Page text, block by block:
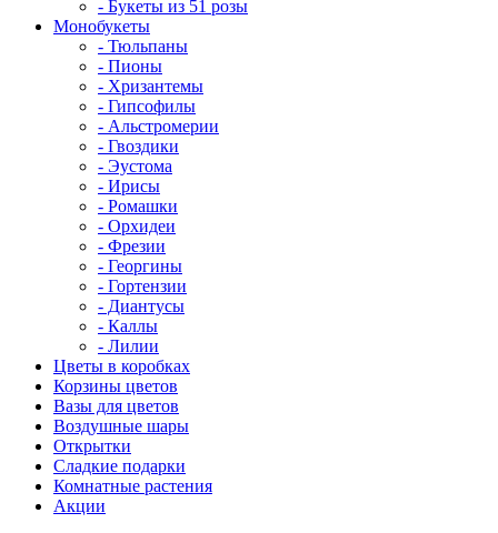
- Букеты из 51 розы
Монобукеты
- Тюльпаны
- Пионы
- Хризантемы
- Гипсофилы
- Альстромерии
- Гвоздики
- Эустома
- Ирисы
- Ромашки
- Орхидеи
- Фрезии
- Георгины
- Гортензии
- Диантусы
- Каллы
- Лилии
Цветы в коробках
Корзины цветов
Вазы для цветов
Воздушные шары
Открытки
Сладкие подарки
Комнатные растения
Акции